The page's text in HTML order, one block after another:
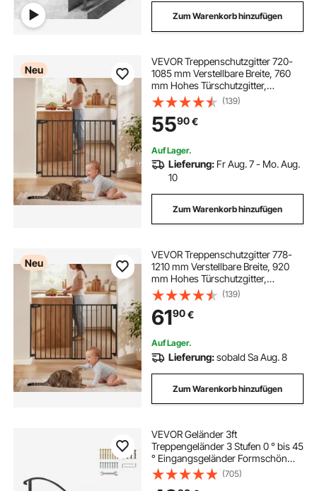
Zum Warenkorb hinzufügen
Neu
VEVOR Treppenschutzgitter 720-
1085 mm Verstellbare Breite, 760
mm Hohes Türschutzgitter,
Kindergitter mit Bohrset (ohne
Bodenstange), Kinderschutzgitter
für Treppen, Türrahmen &
Wohnräume, Schwarz
(139)
5590€
Auf Lager.
Lieferung: Fr Aug. 7 - Mo. Aug.
10
Zum Warenkorb hinzufügen
Neu
VEVOR Treppenschutzgitter 778-
1210 mm Verstellbare Breite, 920
mm Hohes Türschutzgitter,
Kindergitter mit Bohrset (ohne
Bodenstange), Kinderschutzgitter
für Treppen, Türrahmen &
Wohnräume, Schwarz
(139)
6190€
Auf Lager.
Lieferung:sobald Sa Aug. 8
Zum Warenkorb hinzufügen
VEVOR Geländer 3ft
Treppengeländer 3 Stufen 0 ° bis 45
° Eingangsgeländer Formschön
Schwarz Treppengeländer
Edelstahl Verstellbarer
(705)